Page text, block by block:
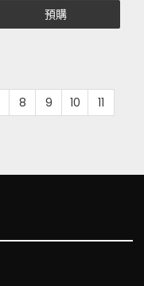
預購
8 9 10
11